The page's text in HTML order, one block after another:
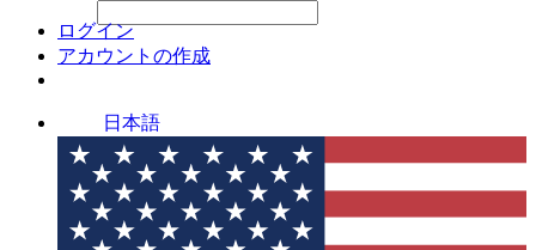
ログイン
アカウントの作成
日本語